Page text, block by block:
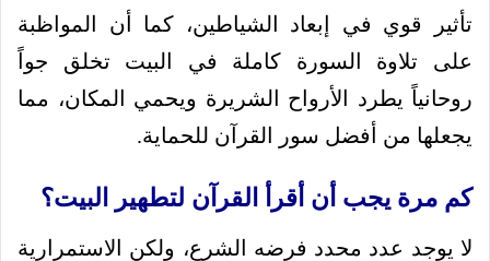
تأثير قوي في إبعاد الشياطين، كما أن المواظبة
على تلاوة السورة كاملة في البيت تخلق جواً
روحانياً يطرد الأرواح الشريرة ويحمي المكان، مما
يجعلها من أفضل سور القرآن للحماية.
كم مرة يجب أن أقرأ القرآن لتطهير البيت؟
لا يوجد عدد محدد فرضه الشرع، ولكن الاستمرارية